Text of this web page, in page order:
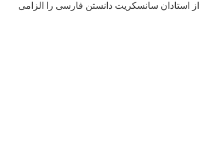
از استادان سانسکریت دانستن فارسی را الزامی